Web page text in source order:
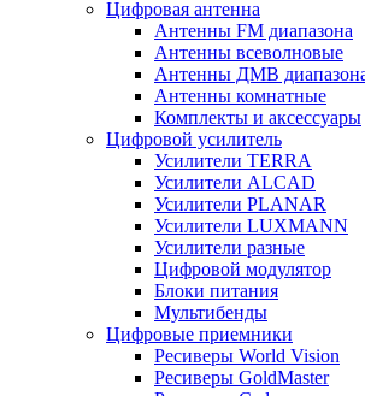
Цифровая антенна
Антенны FM диапазона
Антенны всеволновые
Антенны ДМВ
Антенны комнатные
Комплекты и аксессуары
Цифровой усилитель
Усилители TERRA
Усилители ALCAD
Усилители PLANAR
Усилители LUXMANN
Усилители разные
Цифровой модулятор
Блоки питания
Мультибенды
Цифровые приемники
Ресиверы World Vision
Ресиверы GoldMaster